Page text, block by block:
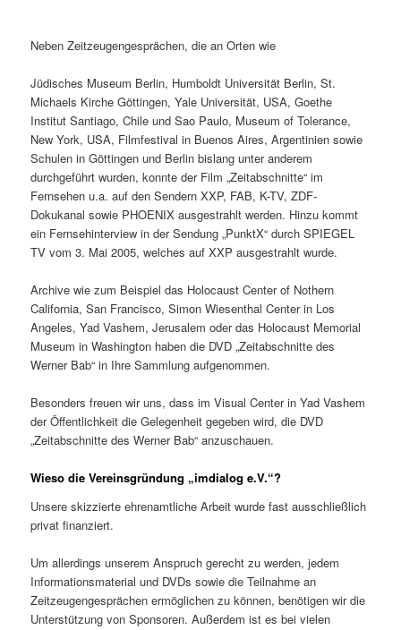
Neben Zeitzeugengesprächen, die an Orten wie
Jüdisches Museum Berlin, Humboldt Universität Berlin, St.
Michaels Kirche Göttingen, Yale Universität, USA, Goethe
Institut Santiago, Chile und Sao Paulo, Museum of Tolerance,
New York, USA, Filmfestival in Buenos Aires, Argentinien sowie
Schulen in Göttingen und Berlin bislang unter anderem
durchgeführt wurden, konnte der Film „Zeitabschnitte“ im
Fernsehen u.a. auf den Sendern XXP, FAB, K-TV, ZDF-
Dokukanal sowie PHOENIX ausgestrahlt werden. Hinzu kommt
ein Fernsehinterview in der Sendung „PunktX“ durch SPIEGEL
TV vom 3. Mai 2005, welches auf XXP ausgestrahlt wurde.
Archive wie zum Beispiel das Holocaust Center of Nothern
California, San Francisco, Simon Wiesenthal Center in Los
Angeles, Yad Vashem, Jerusalem oder das Holocaust Memorial
Museum in Washington haben die DVD „Zeitabschnitte des
Werner Bab“ in Ihre Sammlung aufgenommen.
Besonders freuen wir uns, dass im Visual Center in Yad Vashem
der Öffentlichkeit die Gelegenheit gegeben wird, die DVD
„Zeitabschnitte des Werner Bab“ anzuschauen.
Wieso die Vereinsgründung „imdialog e.V.“?
Unsere skizzierte ehrenamtliche Arbeit wurde fast ausschließlich
privat finanziert.
Um allerdings unserem Anspruch gerecht zu werden, jedem
Informationsmaterial und DVDs sowie die Teilnahme an
Zeitzeugengesprächen ermöglichen zu können, benötigen wir die
Unterstützung von Sponsoren. Außerdem ist es bei vielen